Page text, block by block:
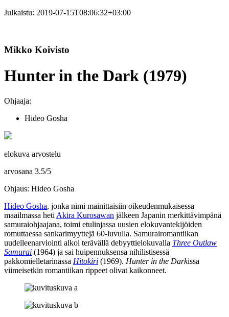
Julkaistu: 2019-07-15T08:06:32+03:00
Mikko Koivisto
Hunter in the Dark (1979)
Ohjaaja:
Hideo Gosha
elokuva arvostelu
arvosana 3.5/5
Ohjaus: Hideo Gosha
Hideo Gosha, jonka nimi mainittaisiin oikeudenmukaisessa
maailmassa heti Akira Kurosawan jälkeen Japanin merkittävimpänä
samuraiohjaajana, toimi etulinjassa uusien elokuvantekijöiden
romuttaessa sankarimyyttejä 60‑luvulla. Samurairomantiikan
uudelleenarviointi alkoi terävällä debyyttielokuvalla Three Outlaw
Samurai (1964) ja sai huipennuksensa nihilistisessä
pakkomielletarinassa Hitokiri (1969). Hunter in the Darkissa
viimeisetkin romantiikan rippeet olivat kaikonneet.